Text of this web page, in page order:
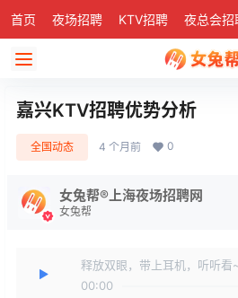
首页 夜场招聘 KTV招聘 夜总会招
嘉兴KTV招聘优势分析
全国动态 4 个月前 0
女兔帮®上海夜场招聘网
女兔帮
释放双眼，带上耳机，听听看~
00:00